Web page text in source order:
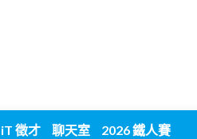
iT 徵才 聊天室 2026 鐵人賽